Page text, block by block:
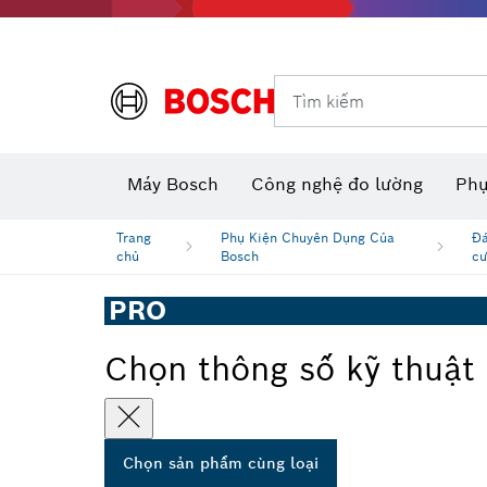
Tìm kiếm
Máy Bosch Công nghệ đo lường
Trang
chủ
Phụ Kiện Chuyên Dụng Của
Bosch
PRO
Chọn thông số kỹ thuật
Chọn sản phẩm cùng loại